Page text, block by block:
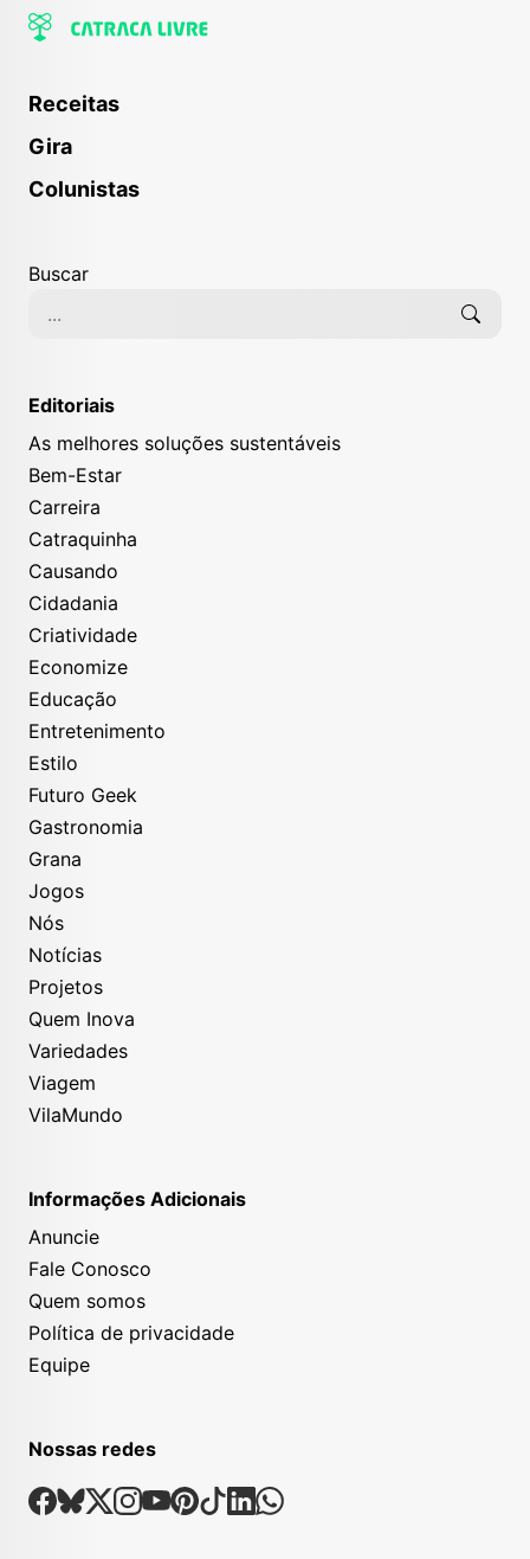
Receitas
Gira
Colunistas
Buscar
Editoriais
As melhores soluções sustentáveis
Bem-Estar
Carreira
Catraquinha
Causando
Cidadania
Criatividade
Economize
Educação
Entretenimento
Estilo
Futuro Geek
Gastronomia
Grana
Jogos
Nós
Notícias
Projetos
Quem Inova
Variedades
Viagem
VilaMundo
Informações Adicionais
Anuncie
Fale Conosco
Quem somos
Política de privacidade
Equipe
Nossas redes
Nossas Redes Sociais
Facebook
Bsky
X Instagram
Youtube
Pinterest
TiktokLinkedin
Whatsapp